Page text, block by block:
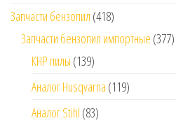
Запчасти бензопил (418)
Запчасти бензопил импортные (377)
КНР пилы (139)
Аналог Husqvarna (119)
Аналог Stihl (83)